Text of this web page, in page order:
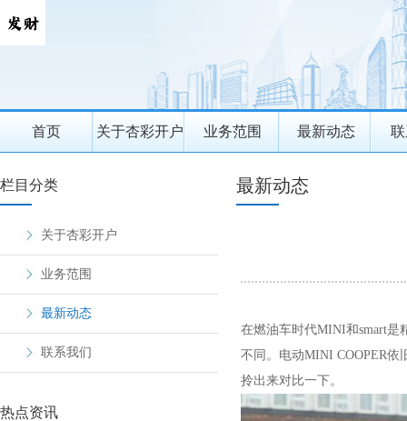
首页 关于杏彩开户 业务范围 最新动态
栏目分类
关于杏彩开户
业务范围
最新动态
联系我们
热点资讯
最新动态
在燃油车时代MINI和smart是
不同。电动MINI COOPER依
拎出来对比一下。